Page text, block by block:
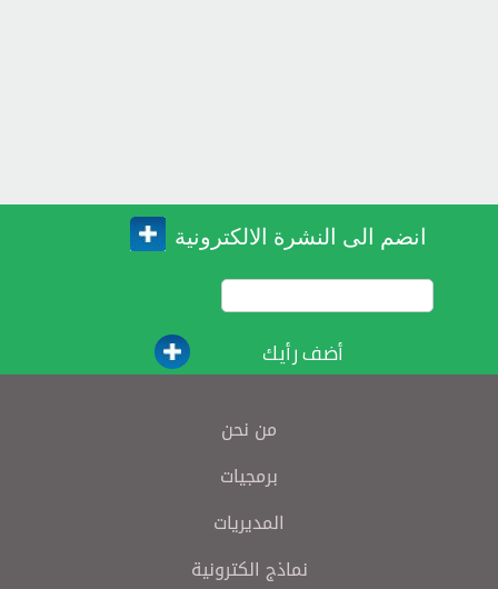
انضم الى النشرة الالكترونية
أضف رأيك
من نحن
برمجيات
المديريات
نماذج الكترونية